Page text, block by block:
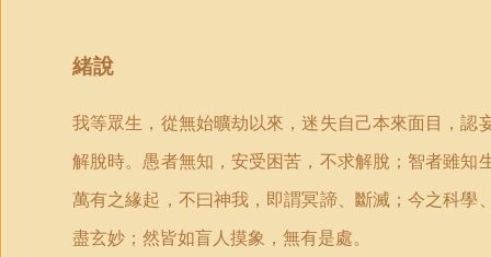
緒說
我等眾生，從無始曠劫以來，迷失自己本來面目，
解脫時。愚者無知，安受困苦，不求解脫；智者雖
萬有之緣起，不曰神我，即謂冥諦、斷滅；今之科
盡玄妙；然皆如盲人摸象，無有是處。